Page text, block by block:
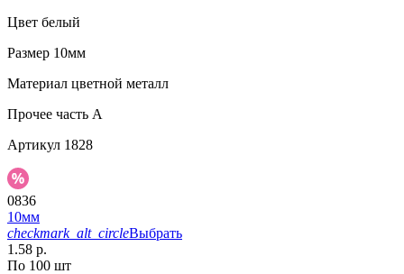
Цвет белый
Размер 10мм
Материал цветной металл
Прочее часть A
Артикул 1828
0836
10мм
checkmark_alt_circleВыбрать
1.58 р.
По 100 шт